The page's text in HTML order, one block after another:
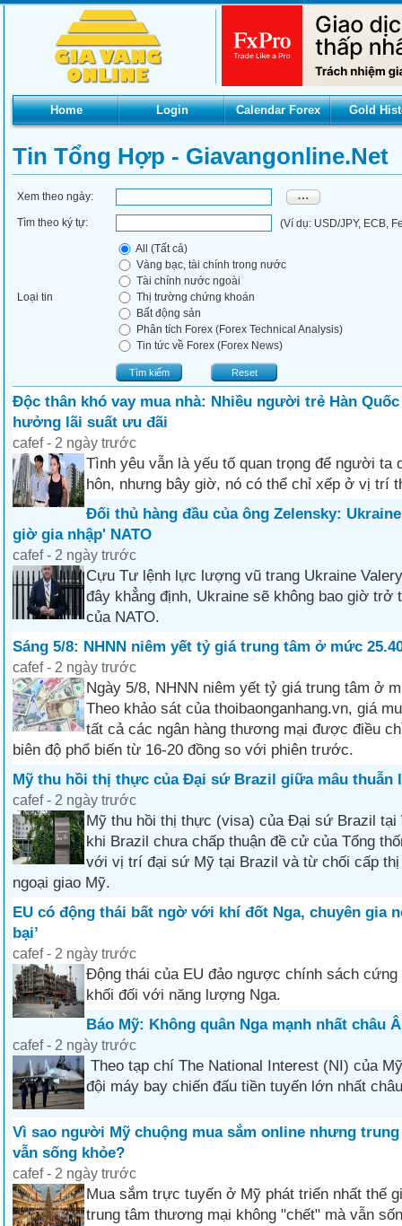
Home Login Calendar Forex Gold
Tin Tổng Hợp - Giavangonline.net
Xem theo ngày:
Tìm theo ký tự: (Ví dụ: USD/JPY, ECB,
Loại tin
All (Tất cả)
Vàng bạc, tài chính trong nước
Tài chính nước ngoài
Thị trường chứng khoán
Bất động sản
Phân tích Forex (Forex Technical Analysis)
Tin tức về Forex (Forex News)
Tìm kiếm Reset
Độc thân khó vay mua nhà: Nhiều người trẻ Hàn
hưởng lãi suất ưu đãi
cafef - 2 ngày trước
Tình yêu vẫn là yếu tố quan trọng để người ta
hôn, nhưng bây giờ, nó có thể chỉ xếp ở vị trí
Đối thủ hàng đầu của ông Zelensky:
giờ gia nhập' NATO
cafef - 2 ngày trước
Cựu Tư lệnh lực lượng vũ trang Ukraine
đây khẳng định, Ukraine sẽ không bao giờ trở
của NATO.
Sáng 5/8: NHNN niêm yết tỷ giá trung tâm ở mức
cafef - 2 ngày trước
Ngày 5/8, NHNN niêm yết tỷ giá trung tâm ở
Theo khảo sát của thoibaonganhang.vn, giá
tất cả các ngân hàng thương mại được điều
biên độ phổ biến từ 16-20 đồng so với phiên trước.
Mỹ thu hồi thị thực của Đại sứ Brazil giữa mâu thuẫn
cafef - 2 ngày trước
Mỹ thu hồi thị thực (visa) của Đại sứ Brazil tại
khi Brazil chưa chấp thuận đề cử của Tổng
với vị trí đại sứ Mỹ tại Brazil và từ chối cấp
ngoại giao Mỹ.
EU có động thái bất ngờ với khí đốt Nga, chuyên gia
bại’
cafef - 2 ngày trước
Động thái của EU đảo ngược chính sách
khối đối với năng lượng Nga.
Báo Mỹ: Không quân Nga mạnh nhất châu
cafef - 2 ngày trước
Theo tạp chí The National Interest (NI) của
đội máy bay chiến đấu tiền tuyến lớn nhất
Vì sao người Mỹ chuộng mua sắm online nhưng
vẫn sống khỏe?
cafef - 2 ngày trước
Mua sắm trực tuyến ở Mỹ phát triển nhất thế
trung tâm thương mại không "chết" mà vẫn